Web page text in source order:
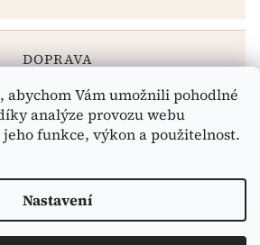
abychom Vám umožnili pohodlné
analýze provozu webu
funkce, výkon a použitelnost.
Nastavení
DOPRAVA
PPL · Osobní odběr Praha